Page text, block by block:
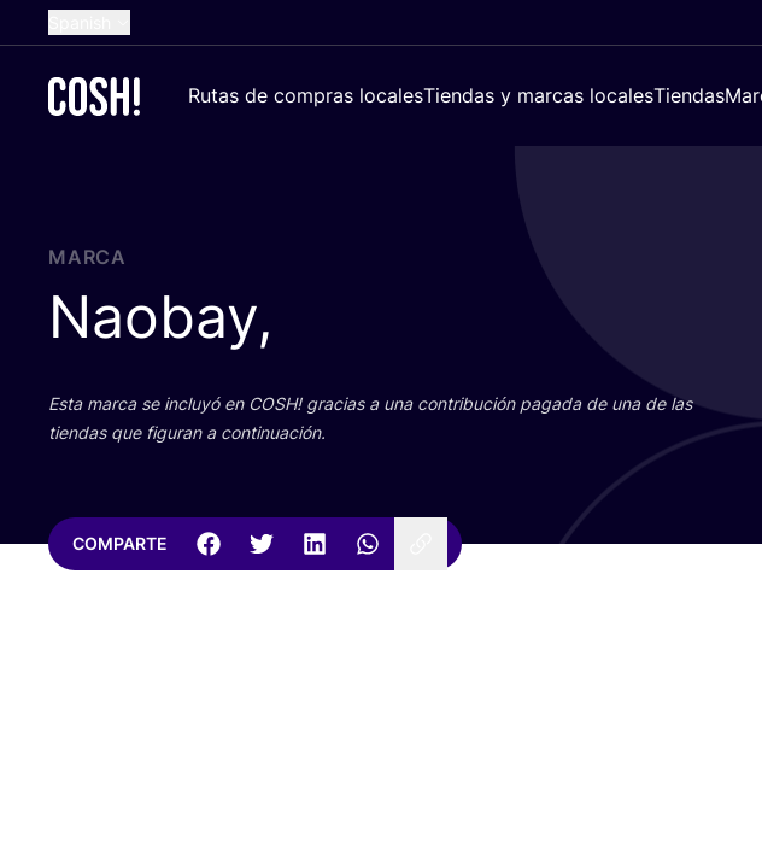
Dutch
Croatian
Rutas de compras localesTiendas y marcas localesTiendas
MARCA
Naobay,
Esta mar­ca se inclu­yó en COSH! gra­cias a una con­tri­bu­ción paga­da de una de las
tien­das que figu­ran a continuación.
COMPARTE